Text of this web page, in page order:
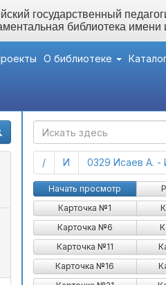
государственный
библиотека
О библиотеке
/(current)
И (current)
0329 Исаев А. -
Исаев Егор
Начать просмотр
Карточка №1
Карточка №6
Карточка №11
Карточка №16